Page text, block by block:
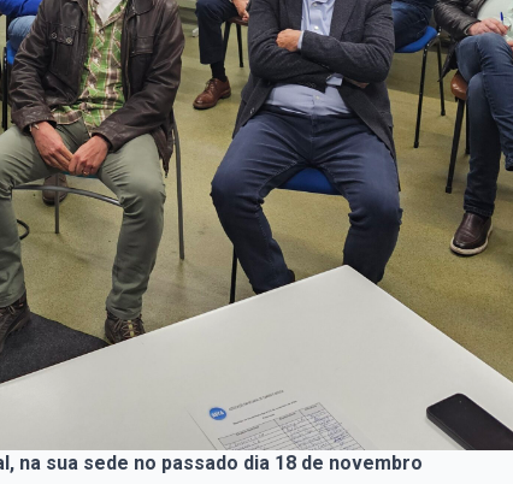
na sua sede no passado dia 18 de novembro